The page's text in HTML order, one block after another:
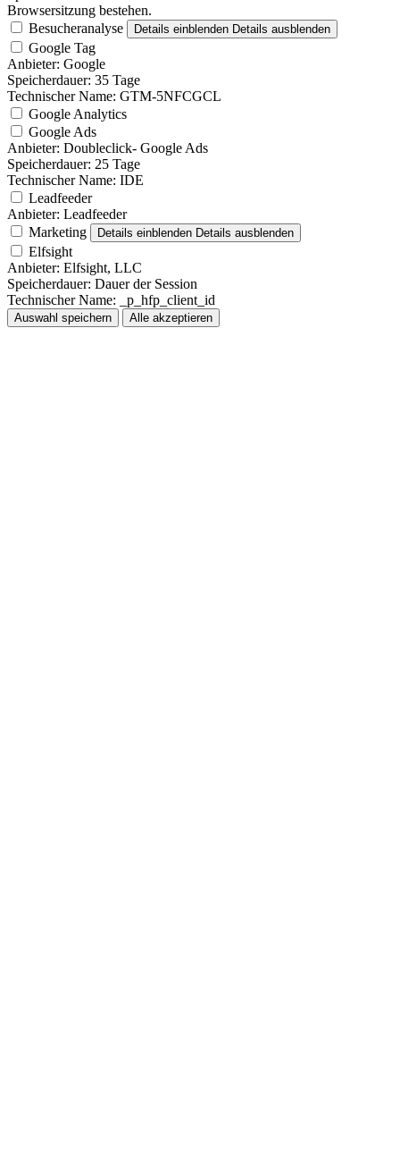
Browsersitzung bestehen.
Besucheranalyse
Details einblenden Details ausblenden
Google Tag
Anbieter: Google
Speicherdauer: 35 Tage
Technischer Name: GTM-5NFCGCL
Google Analytics
Google Ads
Anbieter: Doubleclick- Google Ads
Speicherdauer: 25 Tage
Technischer Name: IDE
Leadfeeder
Anbieter: Leadfeeder
Marketing
Details einblenden Details ausblenden
Elfsight
Anbieter: Elfsight, LLC
Speicherdauer: Dauer der Session
Technischer Name: _p_hfp_client_id
Auswahl speichern Alle akzeptieren